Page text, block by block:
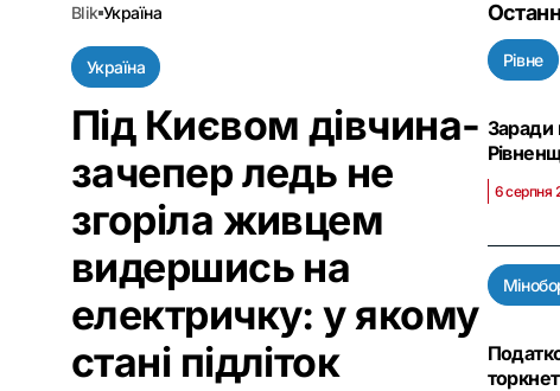
blik україна
Україна
Під Києвом дівчина-
зачепер ледь не
згоріла живцем
видершись на
електричку: у якому
стані підліток
Рівне
Заради
6 серпня